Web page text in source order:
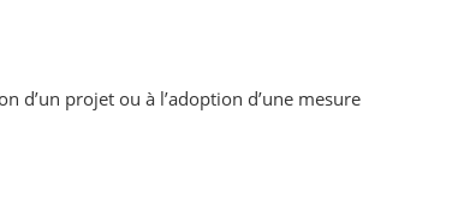
d’un projet ou à l’adoption d’une mesure